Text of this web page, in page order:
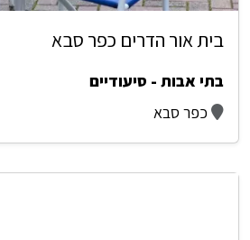
בית אור הדרים כפר סבא
בתי אבות - סיעודיים
כפר סבא